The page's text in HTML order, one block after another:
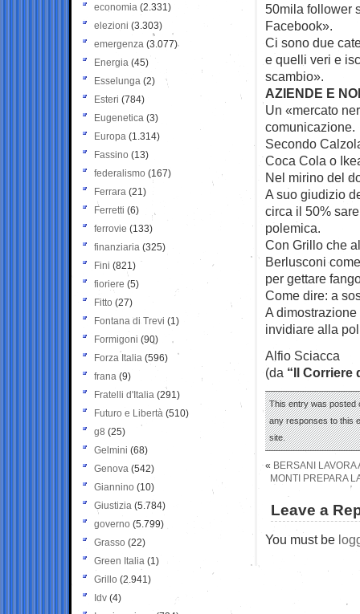
50mila follower
Facebook».
Ci sono due
e quelli veri e
scambio».
AZIENDE E
Un «mercato
comunicazione.
Secondo
Coca Cola o
Nel mirino del
A suo giudizio
circa il 50%
polemica.
Con Grillo che
Berlusconi
per gettare
Come dire: a
A
invidiare alla
Alfio Sciacca
(da “Il Corriere
This entry was posted
any responses to this
site.
« BERSANI LAVORA
MONTI PREPARA
Leave a
You must be
economia (2.331)
elezioni (3.303)
emergenza (3.077)
Energia (45)
Esselunga (2)
Esteri (784)
Eugenetica (3)
Europa (1.314)
Fassino (13)
federalismo (167)
Ferrara (21)
Ferretti (6)
ferrovie (133)
finanziaria (325)
Fini (821)
fioriere (5)
Fitto (27)
Fontana di Trevi (1)
Formigoni (90)
Forza Italia (596)
frana (9)
Fratelli d'Italia (291)
Futuro e Libertà (510)
g8 (25)
Gelmini (68)
Genova (542)
Giannino (10)
Giustizia (5.784)
governo (5.799)
Grasso (22)
Green Italia (1)
Grillo (2.941)
Idv (4)